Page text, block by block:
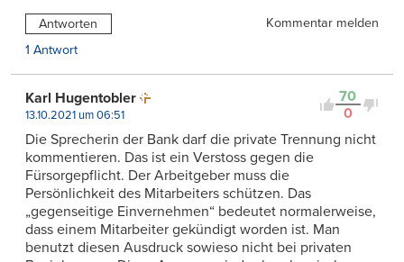
Antworten
Kommentar melden
1 Antwort
70
0
Karl Hugentobler
13.10.2021 um 06:51
Die Sprecherin der Bank darf die private Trennung nicht
kommentieren. Das ist ein Verstoss gegen die
Fürsorgepflicht. Der Arbeitgeber muss die
Persönlichkeit des Mitarbeiters schützen. Das
„gegenseitige Einvernehmen“ bedeutet normalerweise,
dass einem Mitarbeiter gekündigt worden ist. Man
benutzt diesen Ausdruck sowieso nicht bei privaten